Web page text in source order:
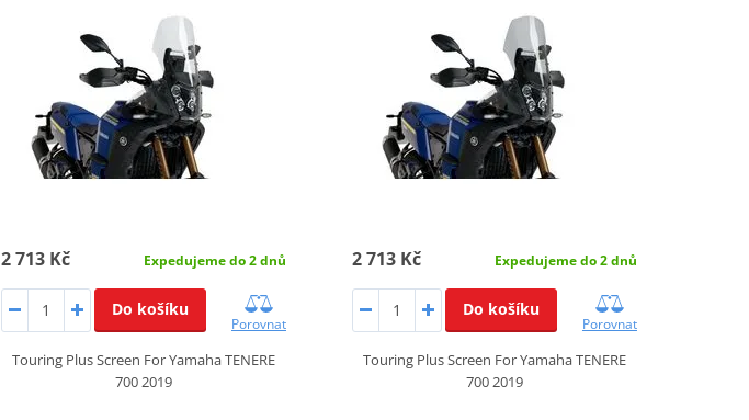
2 713 Kč Expedujeme do 2 dnů
Do košíku
Porovnat
Touring Plus Screen For Yamaha TENERE
700 2019
2 713 Kč Expedujeme do 2 dnů
Do košíku
Porovnat
Touring Plus Screen For Yamaha TENERE
700 2019